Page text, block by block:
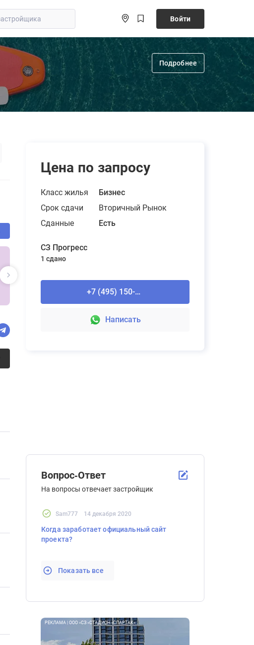
Войти
Подробнее
Цена по запросу
Класс жилья
Бизнес
Срок сдачи
Вторичный Рынок
Сданные
Есть
СЗ Прогресс
1 сдано
+7 (495) 150-90-61
Написать
Вопрос-Ответ
На вопросы отвечает застройщик
Sam777 14 декабря 2020
Когда заработает официальный сайт
проекта?
Показать все
РЕКЛАМА | ООО «СЗ «СТАДИОН «СПАРТАК»
Подробнее